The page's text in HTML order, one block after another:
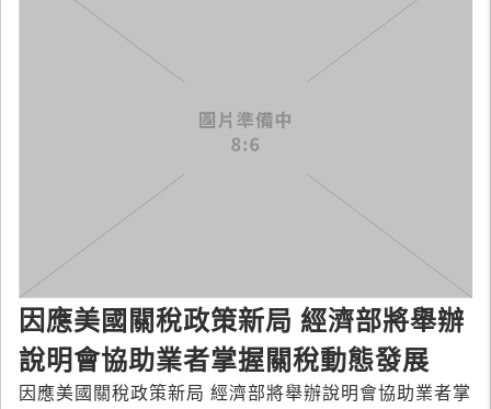
因應美國關稅政策新局 經濟部將舉辦
說明會協助業者掌握關稅動態發展
因應美國關稅政策新局 經濟部將舉辦說明會協助業者掌